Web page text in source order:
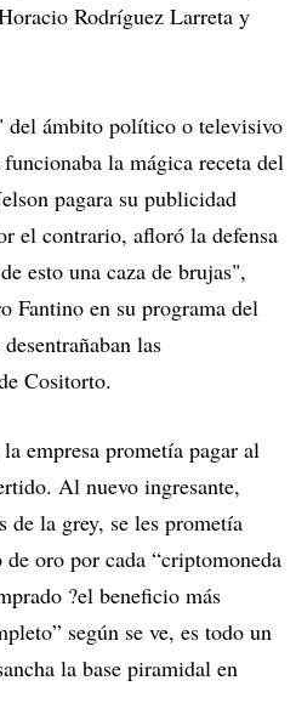
Rodríguez Larreta y
del ámbito político o televisivo
la mágica receta del
pagara su publicidad
el contrario, afloró la defensa
esto una caza de brujas",
Fantino en su programa del
las
Cositorto.
empresa prometía pagar al
Al nuevo ingresante,
de la grey, se les prometía
oro por cada “criptomoneda
?el beneficio más
según se ve, es todo un
la base piramidal en